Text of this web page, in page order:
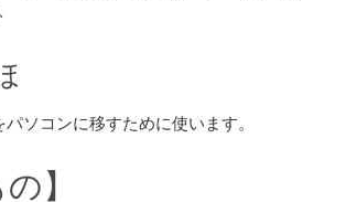
ソコンに移すために使います。
】